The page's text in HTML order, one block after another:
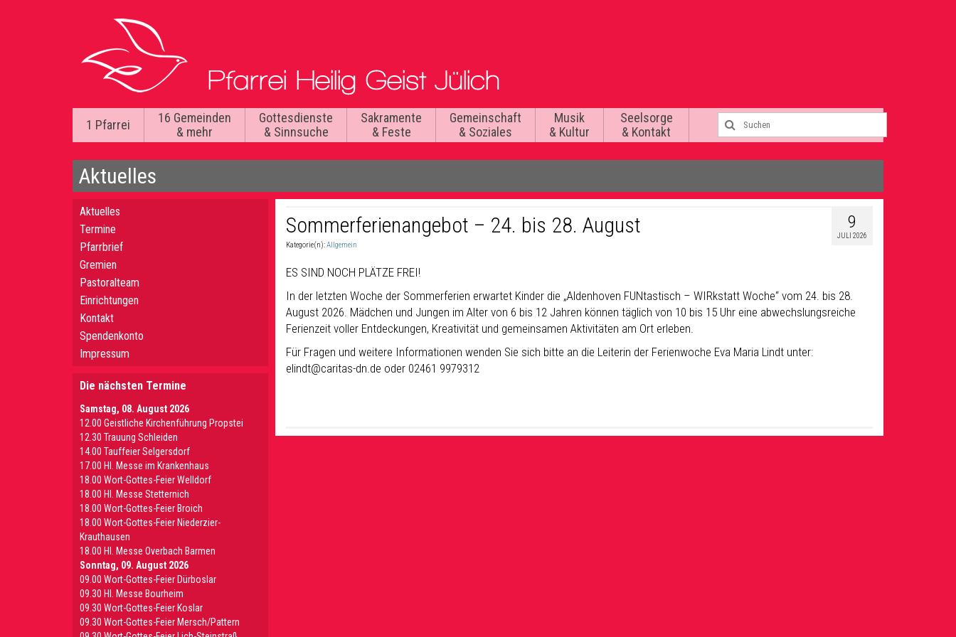
1 Pfarrei
16 Gemeinden
& mehr
Gottesdienste
& Sinnsuche
Sakramente
& Feste
Gemeinschaft
& Soziales
Musik
& Kultur
Seelsorge
& Kontakt
Aktuelles
9
JULI 2026
Sommerferienangebot – 24. bis 28. August
Kategorie(n):Allgemein
ES SIND NOCH PLÄTZE FREI!
In der letzten Woche der Sommerferien erwartet Kinder die „Aldenhoven FUNtastisch – WIRkstatt Woche“ vom 24. bis 28.
August 2026. Mädchen und Jungen im Alter von 6 bis 12 Jahren können täglich von 10 bis 15 Uhr eine abwechslungsreiche
Ferienzeit voller Entdeckungen, Kreativität und gemeinsamen Aktivitäten am Ort erleben.
Für Fragen und weitere Informationen wenden Sie sich bitte an die Leiterin der Ferienwoche Eva Maria Lindt unter:
elindt@caritas-dn.de oder 02461 9979312
Aktuelles
Termine
Pfarrbrief
Gremien
Pastoralteam
Einrichtungen
Kontakt
Spendenkonto
Impressum
Die nächsten Termine
Samstag, 08. August 2026
12.00 Geistliche Kirchenführung Propstei
12.30 Trauung Schleiden
14.00 Tauffeier Selgersdorf
17.00 Hl. Messe im Krankenhaus
18.00 Wort-Gottes-Feier Welldorf
18.00 Hl. Messe Stetternich
18.00 Wort-Gottes-Feier Broich
18.00 Wort-Gottes-Feier Niederzier-
Krauthausen
18.00 Hl. Messe Overbach Barmen
Sonntag, 09. August 2026
09.00 Wort-Gottes-Feier Dürboslar
09.30 HI. Messe Bourheim
09.30 Wort-Gottes-Feier Koslar
09.30 Wort-Gottes-Feier Mersch/Pattern